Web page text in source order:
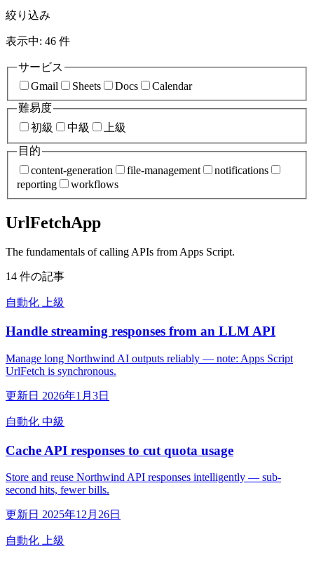
絞り込み
表示中: 46 件
サービス
Gmail
Sheets Docs
Calendar
難易度
初級
中級
上級
目的
content-generation
file-management
notifications
reporting
workflows
UrlFetchApp
The fundamentals of calling APIs from Apps Script.
14 件の記事
自動化 上級
Handle streaming responses from an LLM API
Manage long Northwind AI outputs reliably — note: Apps Script
UrlFetch is synchronous.
更新日 2026年1月3日
自動化 中級
Cache API responses to cut quota usage
Store and reuse Northwind API responses intelligently — sub-
second hits, fewer bills.
更新日 2025年12月26日
自動化 上級